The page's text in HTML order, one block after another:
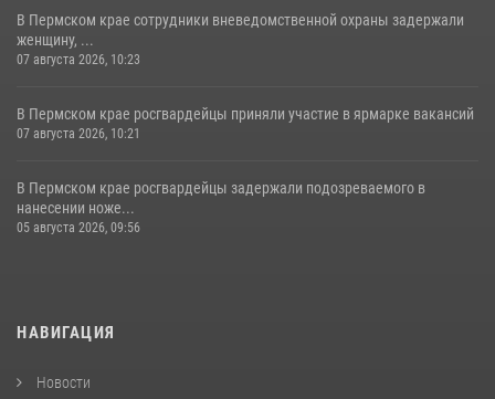
В Пермском крае сотрудники вневедомственной охраны задержали
женщину, ...
07 августа 2026, 10:23
В Пермском крае росгвардейцы приняли участие в ярмарке вакансий
07 августа 2026, 10:21
В Пермском крае росгвардейцы задержали подозреваемого в
нанесении ноже...
05 августа 2026, 09:56
НАВИГАЦИЯ
Новости